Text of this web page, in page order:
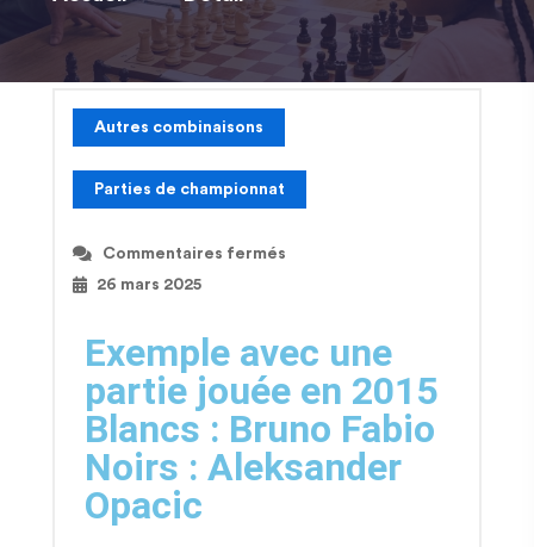
Autres combinaisons
Parties de championnat
Commentaires fermés
26 mars 2025
Exemple avec une
partie jouée en 2015
Blancs : Bruno Fabio
Noirs : Aleksander
Opacic